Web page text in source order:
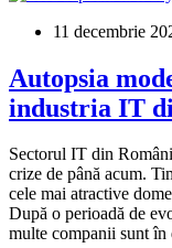
mai
mai
11 decembrie
Autopsia
industria IT
Sectorul IT din
crize de până acum.
cele mai atractive
După o perioadă de
multe companii sunt în